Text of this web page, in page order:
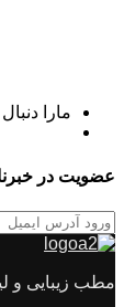
مارا
عضویت در
مطب زیبایی و